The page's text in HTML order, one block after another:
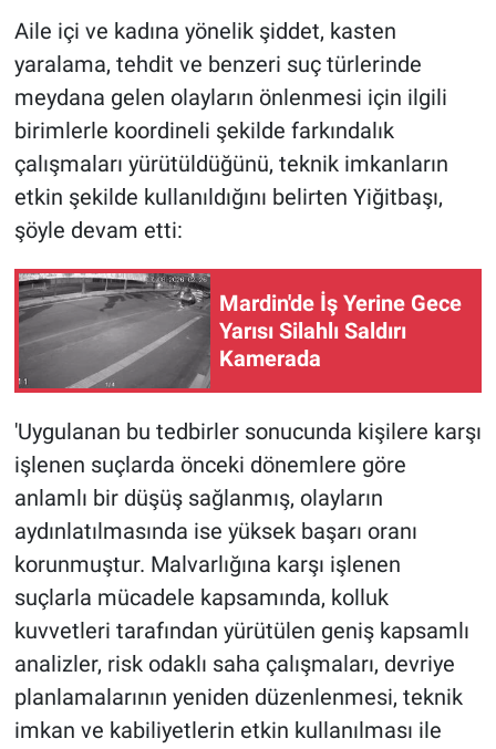
Aile içi ve kadına yönelik şiddet, kasten
yaralama, tehdit ve benzeri suç türlerinde
meydana gelen olayların önlenmesi için ilgili
birimlerle koordineli şekilde farkındalık
çalışmaları yürütüldüğünü, teknik imkanların
etkin şekilde kullanıldığını belirten Yiğitbaşı,
şöyle devam etti:
Mardin'de İş Yerine Gece
Yarısı Silahlı Saldırı
Kamerada
'Uygulanan bu tedbirler sonucunda kişilere karşı
işlenen suçlarda önceki dönemlere göre
anlamlı bir düşüş sağlanmış, olayların
aydınlatılmasında ise yüksek başarı oranı
korunmuştur. Malvarlığına karşı işlenen
suçlarla mücadele kapsamında, kolluk
kuvvetleri tarafından yürütülen geniş kapsamlı
analizler, risk odaklı saha çalışmaları, devriye
planlamalarının yeniden düzenlenmesi, teknik
imkan ve kabiliyetlerin etkin kullanılması ile